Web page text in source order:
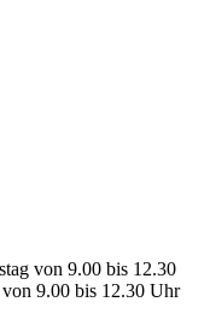
von 9.00 bis 12.30
9.00 bis 12.30 Uhr